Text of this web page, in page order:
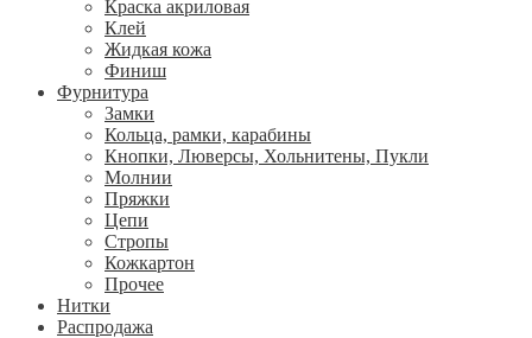
Краска акриловая
Клей
Жидкая кожа
Финиш
Фурнитура
Замки
Кольца, рамки, карабины
Кнопки, Люверсы, Хольнитены, Пукли
Молнии
Пряжки
Цепи
Стропы
Кожкартон
Прочее
Нитки
Распродажа